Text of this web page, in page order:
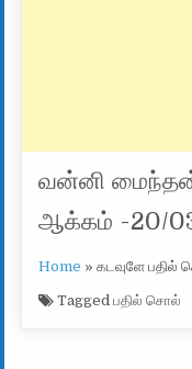
வன்னி
ஆக்கம் -20/
Home »கடவுளே பதில்
Taggedபதில் சொல்